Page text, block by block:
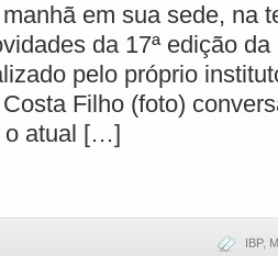
em sua sede, na
da 17ª edição
pelo próprio
Filho (foto)
o atual […]
IBP,